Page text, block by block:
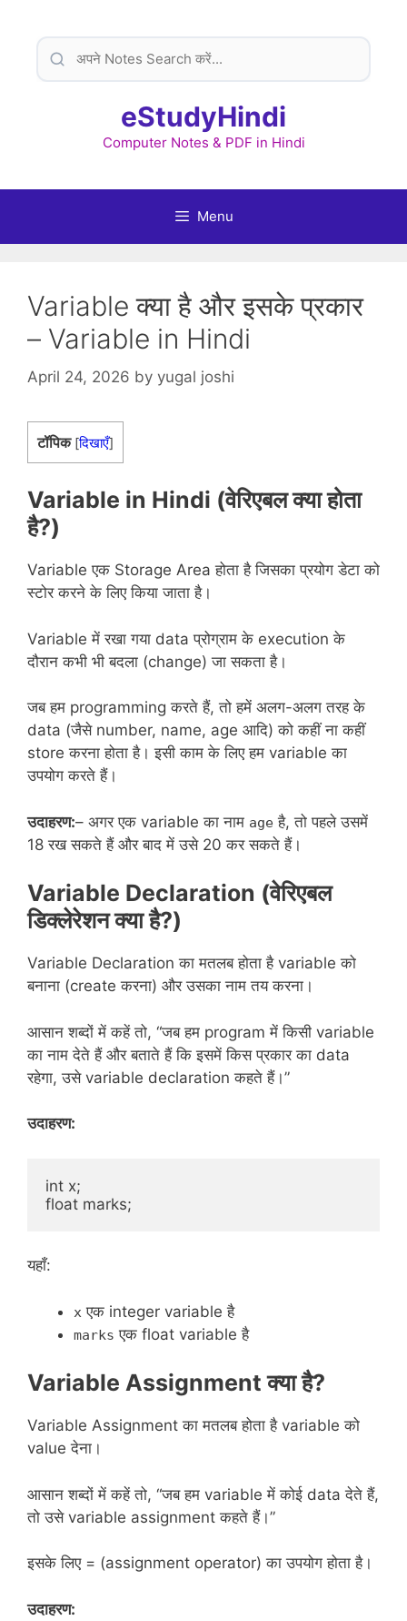
content
eStudyHindi
Computer Notes & PDF in Hindi
Menu
Variable क्या है और इसके प्रकार
– Variable in Hindi
April 24, 2026 by yugal joshi
टॉपिक [दिखाएँ]
Variable in Hindi (वेरिएबल क्या होता
है?)
Variable एक Storage Area होता है जिसका प्रयोग डेटा को
स्टोर करने के लिए किया जाता है।
Variable में रखा गया data प्रोग्राम के execution के
दौरान कभी भी बदला (change) जा सकता है।
जब हम programming करते हैं, तो हमें अलग-अलग तरह के
data (जैसे number, name, age आदि) को कहीं ना कहीं
store करना होता है। इसी काम के लिए हम variable का
उपयोग करते हैं।
उदाहरण:– अगर एक variable का नाम age है, तो पहले उसमें
18 रख सकते हैं और बाद में उसे 20 कर सकते हैं।
Variable Declaration (वेरिएबल
डिक्लेरेशन क्या है?)
Variable Declaration का मतलब होता है variable को
बनाना (create करना) और उसका नाम तय करना।
आसान शब्दों में कहें तो, “जब हम program में किसी variable
का नाम देते हैं और बताते हैं कि इसमें किस प्रकार का data
रहेगा, उसे variable declaration कहते हैं।”
उदाहरण:
int x;
float marks;
यहाँ:
x एक integer variable है
marks एक float variable है
Variable Assignment क्या है?
Variable Assignment का मतलब होता है variable को
value देना।
आसान शब्दों में कहें तो, “जब हम variable में कोई data देते हैं,
तो उसे variable assignment कहते हैं।”
इसके लिए = (assignment operator) का उपयोग होता है।
उदाहरण: